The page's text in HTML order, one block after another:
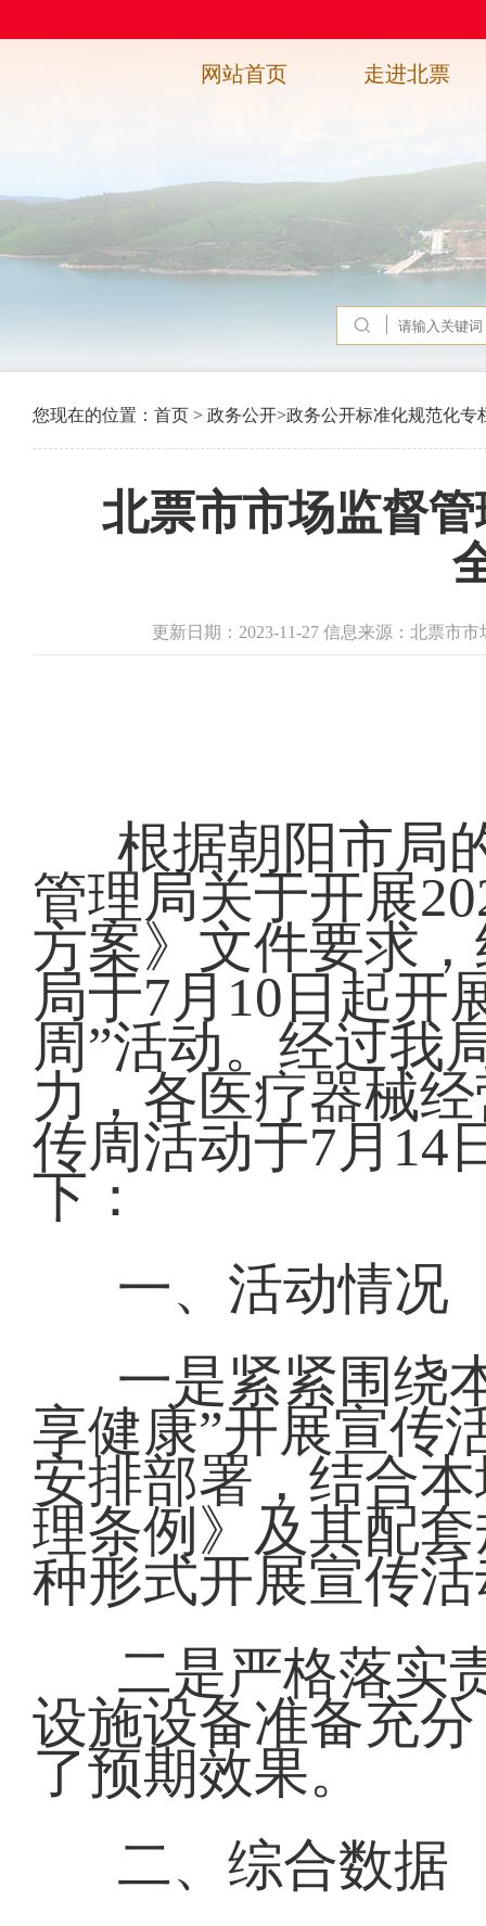
网站首页 走进北票
您现在的位置： 首页 > 政务公开>政务公开标准化规范化专
北票市市场监督
更新日期：2023-11-27 信息来源：北票市
根据朝阳市局
管理局关于开展
方案》文件要求
局于7月10日起开
周”活动。经过我
力，各医疗器械
传周活动于7月14
下：
一、活动情况
一是紧紧围绕
享健康”开展宣传
安排部署，结合
理条例》及其配
种形式开展宣传
二是严格落实
设施设备准备充
了预期效果。
二、综合数据